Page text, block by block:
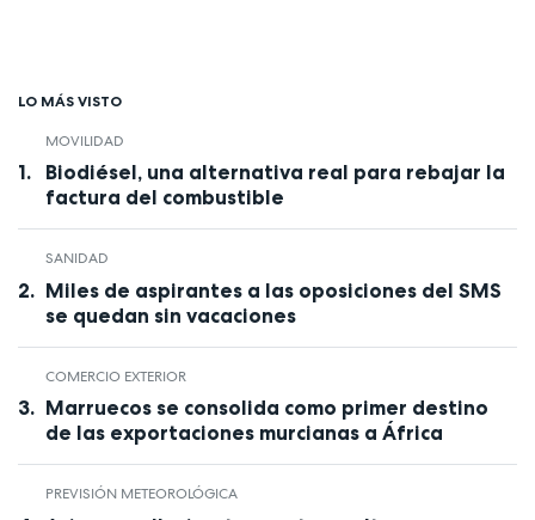
LO MÁS VISTO
MOVILIDAD
Biodiésel, una alternativa real para rebajar la
factura del combustible
SANIDAD
Miles de aspirantes a las oposiciones del SMS
se quedan sin vacaciones
COMERCIO EXTERIOR
Marruecos se consolida como primer destino
de las exportaciones murcianas a África
PREVISIÓN METEOROLÓGICA